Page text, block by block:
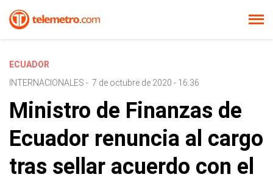
ECUADOR
INTERNACIONALES - 7 de octubre de 2020 - 16:36
Ministro de Finanzas de
Ecuador renuncia al cargo
tras sellar acuerdo con el